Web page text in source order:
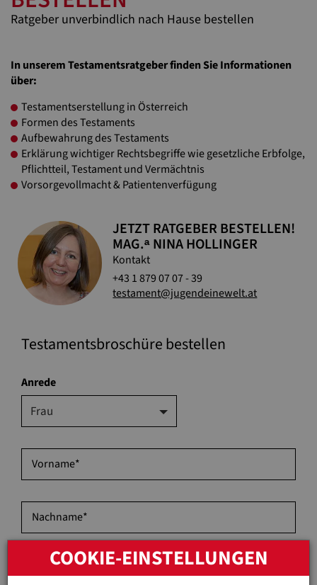
Ratgeber unverbindlich nach Hause bestellen
In unserem Testamentsratgeber finden Sie Informationen
über:
Testamentserstellung in Österreich
Formen des Testaments
Aufbewahrung des Testaments
Erklärung wichtiger Rechtsbegriffe wie gesetzliche Erbfolge,
Pflichtteil, Testament und Vermächtnis
Vorsorgevollmacht & Patientenverfügung
JETZT RATGEBER BESTELLEN!
MAG.ᵃ NINA HOLLINGER
Kontakt
+43 1 879 07 07 - 39
testament@jugendeinewelt.at
Testamentsbroschüre bestellen
Anrede
Frau
Vorname*
Nachname*
Telefonnummer
COOKIE-EINSTELLUNGEN